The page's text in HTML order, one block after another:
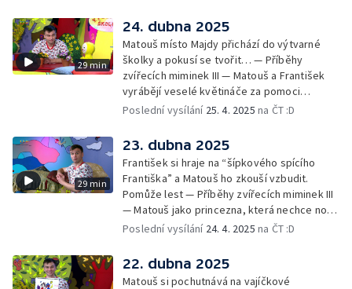
29 min
24. dubna 2025
Matouš místo Majdy přichází do výtvarné
školky a pokusí se tvořit… — Příběhy
zvířecích miminek III — Matouš a František
vyrábějí veselé květináče za pomoci
skořápek z velikonočních vajíček… —
obrázky + rozloučení
Poslední vysílání 25. 4. 2025 na ČT :D
29 min
23. dubna 2025
František si hraje na “šípkového spícího
Františka” a Matouš ho zkouší vzbudit.
Pomůže lest — Příběhy zvířecích miminek III
— Matouš jako princezna, která nechce nosit
brýle… — Cvoček astronautem — Nestyďte
Poslední vysílání 24. 4. 2025 na ČT :D
22. dubna 2025
Matouš si pochutnává na vajíčkové